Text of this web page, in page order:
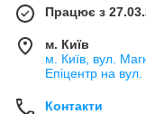
Працює з
м. Київ
м. Київ, вул.
Епіцентр на вул.
Контакти